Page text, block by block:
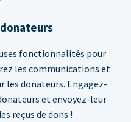
fonctionnalités pour
les communications et
les donateurs. Engagez-
et envoyez-leur
reçus de dons !